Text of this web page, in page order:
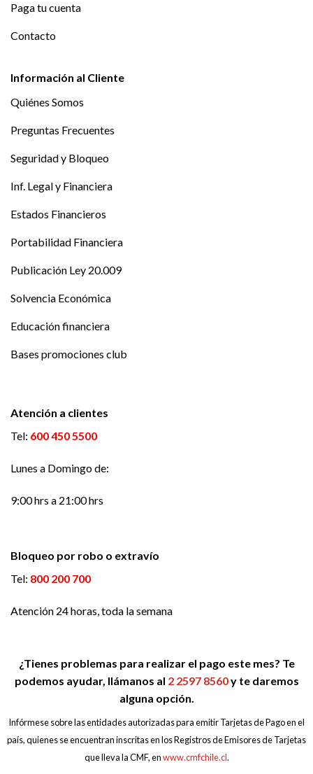
Paga tu cuenta
Contacto
Información al Cliente
Quiénes Somos
Preguntas Frecuentes
Seguridad y Bloqueo
Inf. Legal y Financiera
Estados Financieros
Portabilidad Financiera
Publicación Ley 20.009
Solvencia Económica
Educación financiera
Bases promociones club
Atención a clientes
Tel: 600 450 5500
Lunes a Domingo de:
9:00 hrs a 21:00 hrs
Bloqueo por robo o extravío
Tel: 800 200 700
Atención 24 horas, toda la semana
¿Tienes problemas para realizar el pago este mes? Te
podemos ayudar, llámanos al 2 2597 8560y te daremos
alguna opción.
Infórmese sobre las entidades autorizadas para emitir Tarjetas de Pago en el
país, quienes se encuentran inscritas en los Registros de Emisores de Tarjetas
que lleva la CMF, enwww.cmfchile.cl.